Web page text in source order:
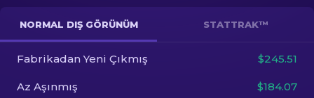
Eldiven
Kasalar
Diğer
NORMAL DIŞ GÖRÜNÜM STATTRAK™
Fabrikadan Yeni Çıkmış $245.51
Az Aşınmış $184.07